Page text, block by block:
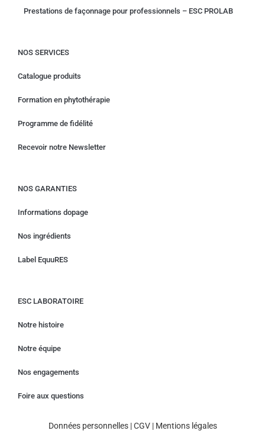
Prestations de façonnage pour professionnels – ESC PROLAB
NOS SERVICES
Catalogue produits
Formation en phytothérapie
Programme de fidélité
Recevoir notre Newsletter
NOS GARANTIES
Informations dopage
Nos ingrédients
Label EquuRES
ESC LABORATOIRE
Notre histoire
Notre équipe
Nos engagements
Foire aux questions
Données personnelles|CGV| Mentions légales